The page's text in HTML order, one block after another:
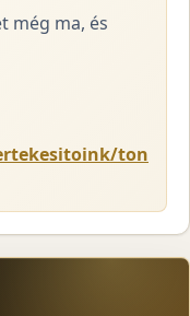
még ma, és
ton